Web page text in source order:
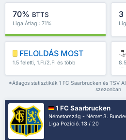
70% BTTS
Liga Átlag : 71%
3
FELOLDÁS MOST
1.5 feletti, 1.FI/2.FI és több
*Átlagos statisztikák 1 FC Saarbrucken és TSV
szezonban
1 FC Saarbrucken
Németország - Német 3.
Liga Pozíció.13 / 20